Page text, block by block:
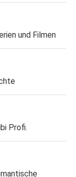
und Filmen
Profi.